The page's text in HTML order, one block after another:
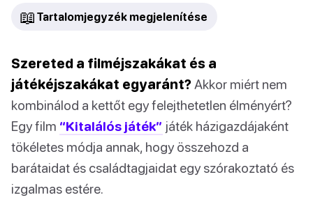
📖 Tartalomjegyzék megjelenítése
Szereted a filméjszakákat és a
játékéjszakákat egyaránt?Akkor miért nem
kombinálod a kettőt egy felejthetetlen élményért?
Egy film “Kitalálós játék” játék házigazdájaként
tökéletes módja annak, hogy összehozd a
barátaidat és családtagjaidat egy szórakoztató és
izgalmas estére.